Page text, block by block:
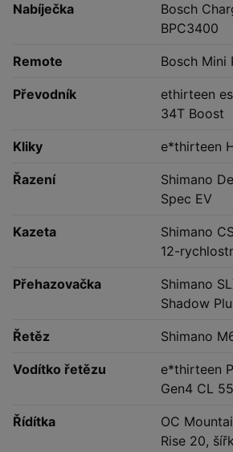
Nabíječka
Bosch
BPC3400
Remote Bosch Mini
Převodník
ethirteen
34T Boost
Kliky e*thirteen
Řazení
Shimano
Spec EV
Kazeta
Shimano
12-
Přehazovačka
Shimano
Shadow
Řetěz Shimano
Vodítko řetězu
e*thirteen
Gen4 CL
Řídítka
OC
Rise 20,